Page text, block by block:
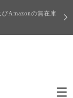
Amazonの無在庫